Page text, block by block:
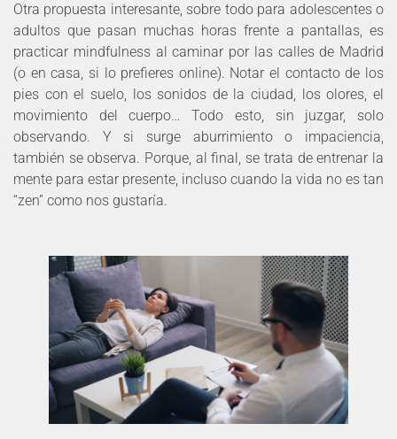
Otra propuesta interesante, sobre todo para adolescentes o
adultos que pasan muchas horas frente a pantallas, es
practicar mindfulness al caminar por las calles de Madrid
(o en casa, si lo prefieres online). Notar el contacto de los
pies con el suelo, los sonidos de la ciudad, los olores, el
movimiento del cuerpo… Todo esto, sin juzgar, solo
observando. Y si surge aburrimiento o impaciencia,
también se observa. Porque, al final, se trata de entrenar la
mente para estar presente, incluso cuando la vida no es tan
“zen” como nos gustaría.